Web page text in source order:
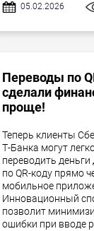
05.02.2026
Переводы по
сделали
проще!
Теперь клиенты
Т-Банка могут
переводить деньги
по QR-коду прямо
мобильное
Инновационный
позволит
ошибки при вводе